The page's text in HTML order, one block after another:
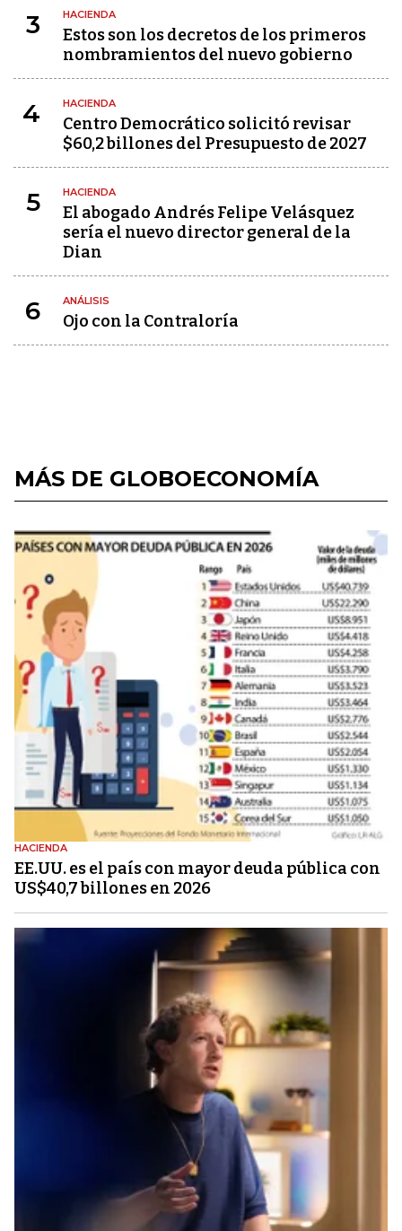
3 HACIENDA
Estos son los decretos de los primeros
nombramientos del nuevo gobierno
4 HACIENDA
Centro Democrático solicitó revisar
$60,2 billones del Presupuesto de 2027
5 HACIENDA
El abogado Andrés Felipe Velásquez
sería el nuevo director general de la
Dian
6 ANÁLISIS
Ojo con la Contraloría
MÁS DE GLOBOECONOMÍA
HACIENDA
EE.UU. es el país con mayor deuda pública con
US$40,7 billones en 2026